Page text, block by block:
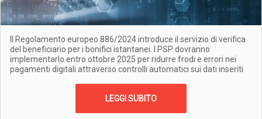
Il Regolamento europeo 886/2024 introduce il servizio di verifica
del beneficiario per i bonifici istantanei. I PSP dovranno
implementarlo entro ottobre 2025 per ridurre frodi e errori nei
pagamenti digitali attraverso controlli automatici sui dati inseriti
LEGGI SUBITO